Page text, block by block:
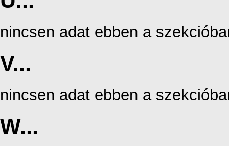
nincsen adat ebben a
V...
nincsen adat ebben a
W...